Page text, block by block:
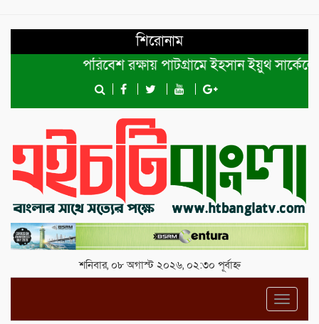
শিরোনাম
পরিবেশ রক্ষায় পাটগ্রামে ইহসান ইয়ুথ সার্কেলের
শনিবার, ০৮ অগাস্ট ২০২৬, ০২:৩০ পূর্বাহ্ন